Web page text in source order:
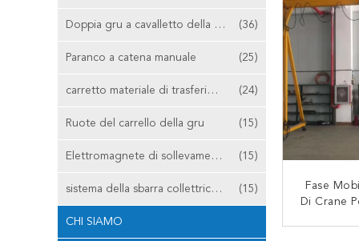
Doppia gru a cavalletto della trave (36)
Paranco a catena manuale (25)
carretto materiale di trasferimento (24)
Ruote del carrello della gru (15)
Elettromagnete di sollevamento (15)
sistema della sbarra collettrice della gru (15)
CHI SIAMO
Fase
Di Crane